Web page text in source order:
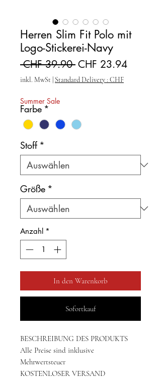
Herren Slim Fit Polo mit
Logo-Stickerei-Navy
CHF 39.90 Standardpreis
CHF 23.94Sale-Preis
inkl. MwSt Standard Delivery : CHF
Summer Sale
Farbe *
Stoff *
Größe *
Anzahl *
In den Warenkorb
Sofortkauf
BESCHREIBUNG DES PRODUKTS
Alle Preise sind inklusive
Mehrwertsteuer
KOSTENLOSER VERSAND